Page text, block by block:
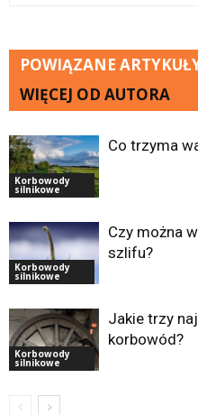
POWIĄZANE
WIĘCEJ OD AUTORA
Korbowody
silnikowe
Co trzyma
Korbowody
silnikowe
Czy można
szlifu?
Korbowody
silnikowe
Jakie trzy
korbowód?